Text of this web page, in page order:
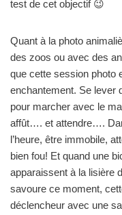
test de cet objectif 😉
Quant à la photo
des zoos ou avec des
que cette session photo
enchantement. Se lever
pour marcher avec le
affût…. et attendre….
l’heure, être immobile,
bien fou! Et quand une
apparaissent à la lisière
savoure ce moment,
déclencheur avec une